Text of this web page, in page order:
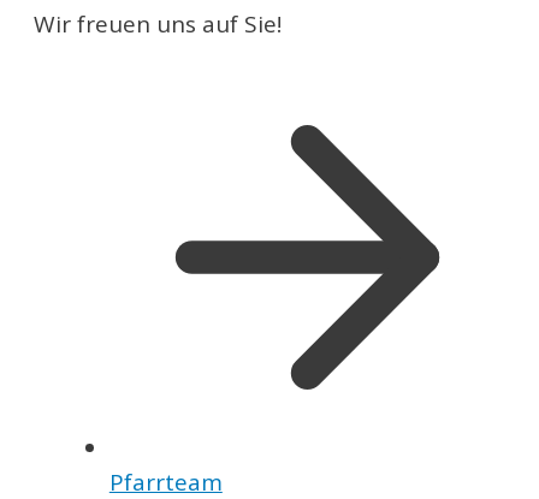
Wir freuen uns auf Sie!
Pfarrteam